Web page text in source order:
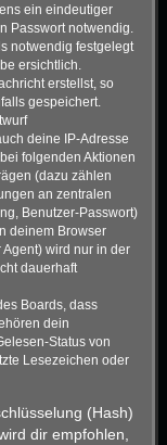
ein eindeutiger
Passwort notwendig.
notwendig festgelegt
ersichtlich.
erstellst, so
gespeichert.
deine IP-Adresse
folgenden Aktionen
(dazu zählen
an zentralen
Benutzer-Passwort)
deinem Browser
wird nur in der
dauerhaft
Boards, dass
dein
Status von
Lesezeichen oder
(Hash)
dir empfohlen,